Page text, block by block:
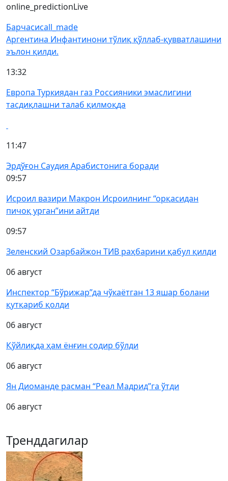
online_predictionLive
Барчасиcall_made
Аргентина Инфантинони тўлиқ қўллаб-қувватлашини
эълон қилди.
13:32
Европа Туркиядан газ Россияники эмаслигини
тасдиқлашни талаб қилмоқда
11:47
Эрдўғон Саудия Арабистонига боради
09:57
Исроил вазири Макрон Исроилнинг “орқасидан
пичоқ урган”ини айтди
09:57
Зеленский Озарбайжон ТИВ раҳбарини қабул қилди
06 август
Инспектор “Бўрижар”да чўкаётган 13 яшар болани
қутқариб қолди
06 август
Қўйлиқда ҳам ёнғин содир бўлди
06 август
Ян Диоманде расман “Реал Мадрид”га ўтди
06 август
Тренддагилар